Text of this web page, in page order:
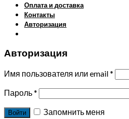
Оплата и доставка
Контакты
Авторизация
Авторизация
Имя пользователя или email*
Пароль*
Войти Запомнить меня